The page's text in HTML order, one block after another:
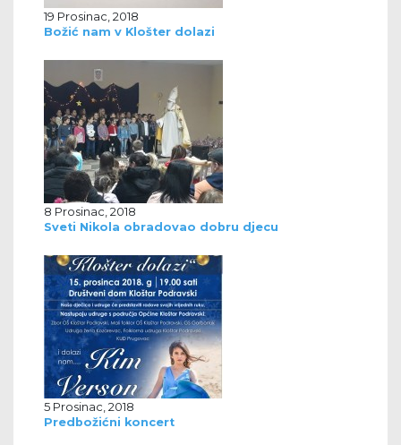
19 Prosinac, 2018
Božić nam v Klošter dolazi
8 Prosinac, 2018
Sveti Nikola obradovao dobru djecu
5 Prosinac, 2018
Predbožićni koncert